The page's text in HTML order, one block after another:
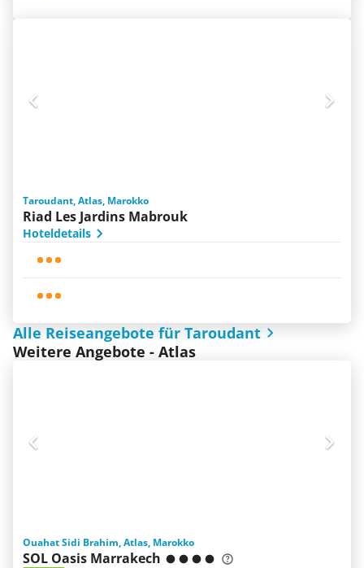
Taroudant, Atlas, Marokko
Riad Les Jardins Mabrouk
Hoteldetails
Alle Reiseangebote für Taroudant
Weitere Angebote - Atlas
Ouahat Sidi Brahim, Atlas, Marokko
SOL Oasis Marrakech